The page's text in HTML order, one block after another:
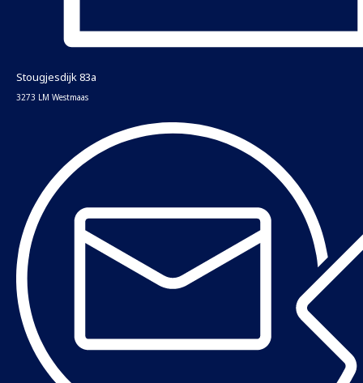
Stougjesdijk 83a
3273 LM Westmaas